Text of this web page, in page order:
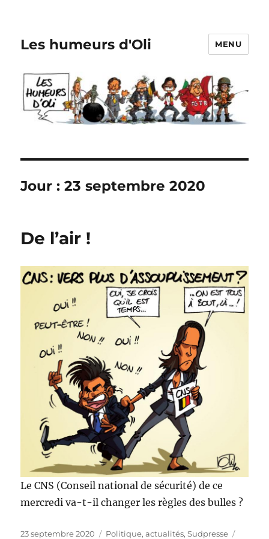
Les humeurs d'Oli MENU
Jour :23 septembre 2020
De l’air !
Le CNS (Conseil national de sécurité) de ce
mercredi va-t-il changer les règles des bulles ?
Publié
23 septembre 2020 Catégories
Politique, actualités,Sudpresse